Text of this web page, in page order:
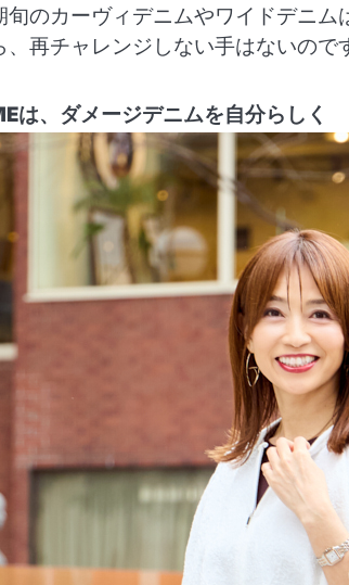
旬のカーヴィデニムやワイドデニ
再チャレンジしない手はないので
は、ダメージデニムを自分らしく